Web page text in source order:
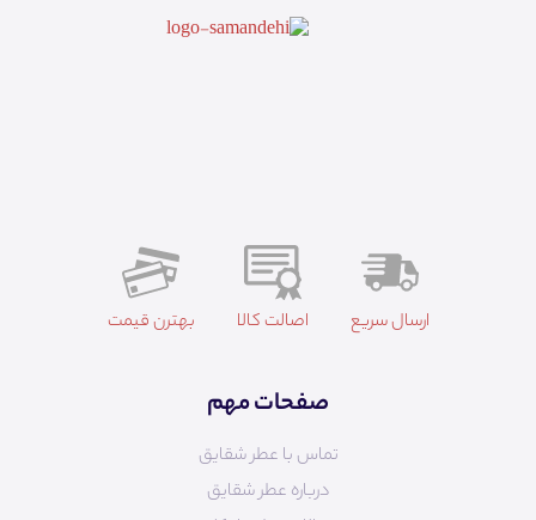
ارسال سریع اصالت کالا بهترن قیمت
صفحات مهم
تماس با عطر شقایق
درباره عطر شقایق